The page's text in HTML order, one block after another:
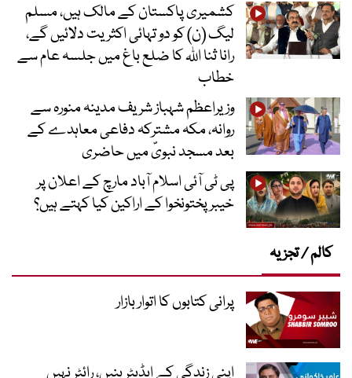
کشمیری پاکستان کے مالک ہیں، مسلم
لیگ (ن) کو دو تہائی اکثریت دلائیں گے،
رانا ثنا اللہ کا ضلع باغ میں جلسہ عام سے
خطاب
وزیراعظم شہباز شریف مدینہ منورہ سے
روانہ، مکہ مشترکہ دفاعی معاہدے کے
بعد مسجد نبویؐ میں حاضری
پی ٹی آئی اسلام آباد مارچ کے اعلان پر
خیبر پختونخوا کے اراکین کیا کہتے ہیں؟
کالم / تجزیہ
پرانی کتابوں کا اتوار بازار